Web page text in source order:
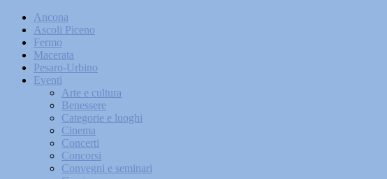
Ancona
Ascoli Piceno
Fermo
Macerata
Pesaro-Urbino
Eventi
Arte e cultura
Benessere
Categorie e luoghi
Cinema
Concerti
Concorsi
Convegni e seminari